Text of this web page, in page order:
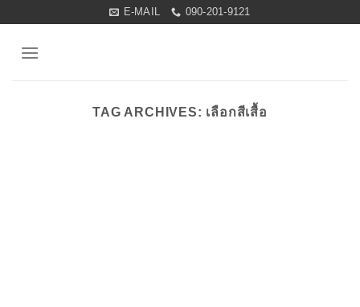
content
E-MAIL 090-201-9121
TAG ARCHIVES: เลือกสีเสื้อ